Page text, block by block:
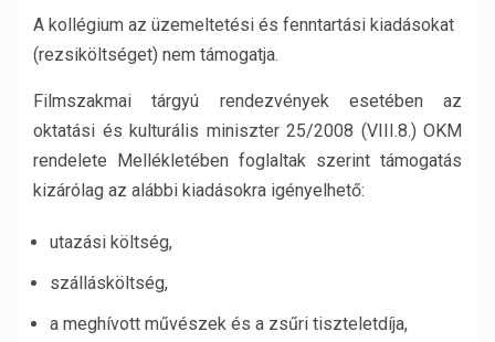
A kollégium az üzemeltetési és fenntartási kiadásokat
(rezsiköltséget) nem támogatja.
Filmszakmai tárgyú rendezvények esetében az
oktatási és kulturális miniszter 25/2008 (VIII.8.) OKM
rendelete Mellékletében foglaltak szerint támogatás
kizárólag az alábbi kiadásokra igényelhető:
utazási költség,
szállásköltség,
a meghívott művészek és a zsűri tiszteletdíja,